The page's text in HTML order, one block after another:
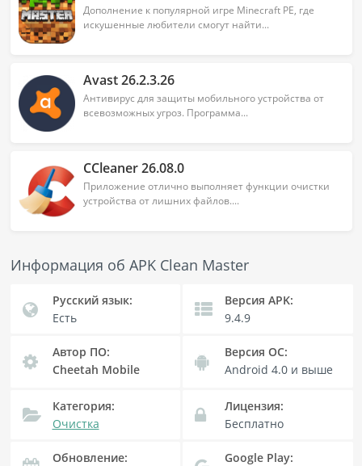
Дополнение к популярной игре Minecraft PE, где
искушенные любители смогут найти...
Avast 26.2.3.26
Антивирус для защиты мобильного устройства от
всевозможных угроз. Программа...
CCleaner 26.08.0
Приложение отлично выполняет функции очистки
устройства от лишних файлов....
Информация об APK Clean Master
Русский язык:
Есть
Версия APK:
9.4.9
Автор ПО:
Cheetah Mobile
Версия OC:
Android 4.0 и выше
Категория:
Очистка
Лицензия:
Бесплатно
Обновление:
Google Play: